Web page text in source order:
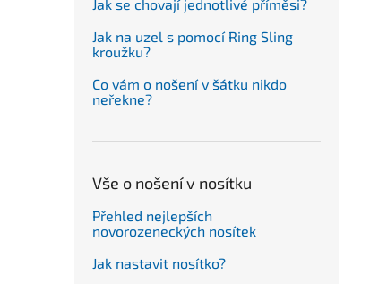
Jak se chovají jednotlivé příměsi?
Jak na uzel s pomocí Ring Sling
kroužku?
Co vám o nošení v šátku nikdo
neřekne?
Vše o nošení v nosítku
Přehled nejlepších
novorozeneckých nosítek
Jak nastavit nosítko?